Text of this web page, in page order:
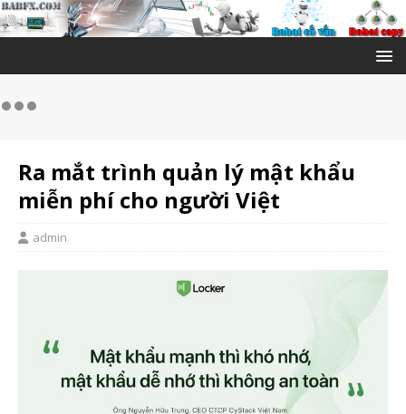
Ra mắt trình quản lý mật khẩu
miễn phí cho người Việt
admin